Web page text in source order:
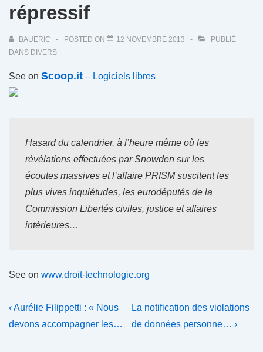
répressif
BAUERIC POSTED ON 12 NOVEMBRE 2013
PUBLIÉ
DANS DIVERS
See on Scoop.it – Logiciels libres
Hasard du calendrier, à l’heure même où les
révélations effectuées par Snowden sur les
écoutes massives et l’affaire PRISM suscitent les
plus vives inquiétudes, les eurodéputés de la
Commission Libertés civiles, justice et affaires
intérieures…
See on www.droit-technologie.org
Navigation
de
Previous
Post
‹ Aurélie Filippetti : « Nous
devons accompagner les…
Next
Post
La notification des violations
de données personne… ›